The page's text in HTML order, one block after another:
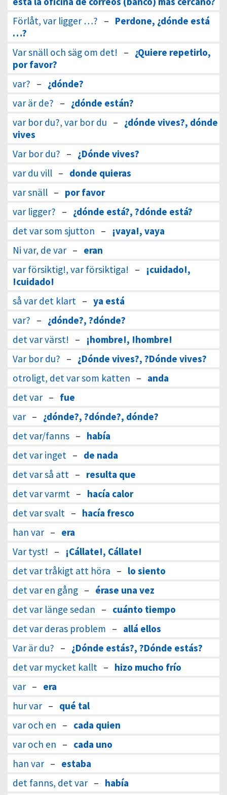
Förlåt, var ligger …? – Perdone, ¿dónde está
…?
Var snäll och säg om det! – ¿Quiere repetirlo,
por favor?
var? – ¿dónde?
var är de? – ¿dónde están?
var bor du?, var bor du – ¿dónde vives?, dónde
vives
Var bor du? – ¿Dónde vives?
var du vill – donde quieras
var snäll – por favor
var ligger? – ¿dónde está?, ?dónde está?
det var som sjutton –
¡vaya!, vaya
Ni var, de var – eran
var försiktig!, var försiktiga! –
¡cuidado!,
!cuidado!
så var det klart – ya está
var? – ¿dónde?, ?dónde?
det var värst! –
¡hombre!, !hombre!
Var bor du? – ¿Dónde vives?, ?Dónde vives?
otroligt, det var som katten – anda
det var – fue
var – ¿dónde?, ?dónde?, dónde?
det var/fanns – había
det var inget – de nada
det var så att – resulta que
det var varmt – hacía calor
det var svalt – hacía fresco
han var – era
Var tyst! –
¡Cállate!, Cállate!
det var tråkigt att höra – lo siento
det var en gång – érase una vez
det var länge sedan – cuánto tiempo
det var deras problem – allá ellos
Var är du? – ¿Dónde estás?, ?Dónde estás?
det var mycket kallt – hizo mucho frío
var – era
hur var – qué tal
var och en – cada quien
var och en – cada uno
han var – estaba
det fanns, det var – había